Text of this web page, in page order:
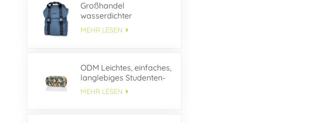
Großhandel
wasserdichter
Lederrucksack mit
Schnallenklappe
MEHR LESEN
ODM Leichtes, einfaches,
langlebiges Studenten-
Federmäppchen aus
Segeltuch
MEHR LESEN